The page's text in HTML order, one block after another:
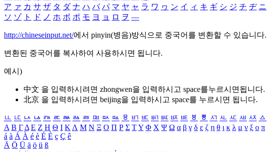
ア ァ カ サ ザ タ ダ ナ ハ バ パ マ ヤ ャ ラ ワ ヮ ン イ ィ キ ギ シ ジ チ ヂ ニ
ソ ゾ ト ド ノ ホ ボ ポ モ ヨ ョ ロ ヲ ―
http://chineseinput.net/에서 pinyin(병음)방식으로 중국어를 변환할 수 있습니다.
변환된 중국어를 복사하여 사용하시면 됩니다.
예시)
中文 을 입력하시려면 zhongwen을 입력하시고 space를누르시면됩니다.
北京 을 입력하시려면 beijing을 입력하시고 space를 누르시면 됩니다.
ㅥ ㅦ ㅧ ㅨ ㅩ ㅪ ㅫ ㅬ ㅭ ㅮ ㅯ ㅰ ㅱ ㅲ ㅳ ㅴ ㅵ ㅶ ㅷ ㅸ ㅹ ㅺ ㅻ ㅼ ㅽ ㅾ ㅿ
Α Β ΓΔ Ε Ζ Η Θ Ι ΚΛ Μ Ν Ξ Ο Π Ρ Σ ΤΥ Φ Χ Ψ Ω α β γ δ ε ζ η θ ι κ λ μ ν ξ ο π
á à Á À é è É È ç Ç ê
Ä Ö Ü ä ö ü ß